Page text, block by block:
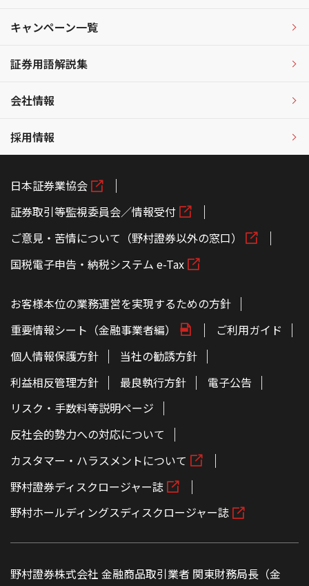
キャンペーン一覧
証券用語解説集
会社情報
採用情報
日本証券業協会
証券取引等監視委員会／情報受付
ご意見・苦情について（野村證券以外の窓口）
国税電子申告・納税システム e-Tax
お客様本位の業務運営を実現するための方針
重要情報シート（金融事業者編）
ご利用ガイド
個人情報保護方針
当社の勧誘方針
利益相反管理方針
最良執行方針
電子公告
リスク・手数料等説明ページ
反社会的勢力への対応について
カスタマー・ハラスメントについて
野村證券ディスクロージャー誌
野村ホールディングスディスクロージャー誌
野村證券株式会社 金融商品取引業者 関東財務局長（金